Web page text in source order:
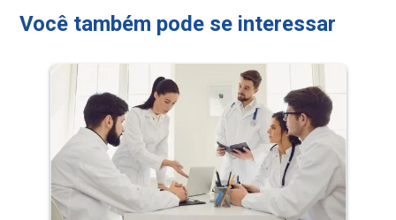
Você também pode se interessar